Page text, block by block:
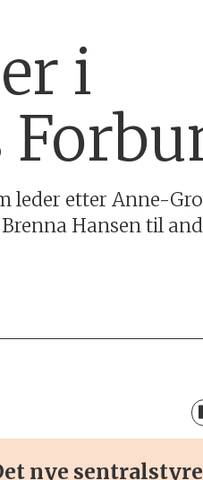
i
leder etter Anne-
Hansen til
nye